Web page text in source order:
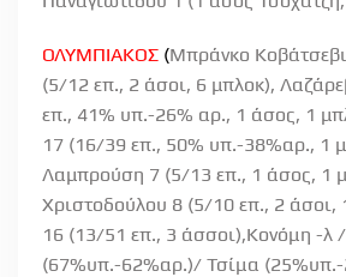
ΟΛΥΜΠΙΑΚΟΣ (Μπράνκο
(5/12 επ., 2 άσοι, 6 μπλοκ),
επ., 41% υπ.-26% αρ., 1 άσος, 1
17 (16/39 επ., 50% υπ.-38%αρ., 1
Λαμπρούση 7 (5/13 επ., 1 άσος, 1
Χριστοδούλου 8 (5/10 επ., 2 άσοι,
16 (13/51 επ., 3 άσσοι),Κονόμη -λ /
(67%υπ.-62%αρ.)/ Τσίμα